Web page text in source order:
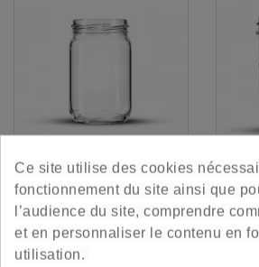
FILTRER
Pot Cylindrique 20 Cl - To58
Contenance idéale pour des
petites quantités
Pot
Ce site utilise des cookies
fonctionnement du site ainsi que
l’audience du site, comprendre
et en personnaliser le contenu en
utilisation.